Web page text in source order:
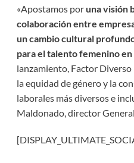
«Apostamos por una visión
colaboración entre
un cambio cultural
para el talento femenino en
lanzamiento, Factor
la equidad de género y la
laborales más diversos e
Maldonado, director